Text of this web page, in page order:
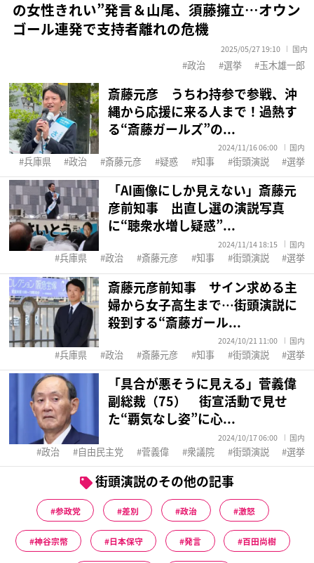
の女性きれい”発言＆山尾、須藤擁立…オウン
ゴール連発で支持者離れの危機
2025/05/27 19:10 国内
政治 選挙 玉木雄一郎
斎藤元彦 うちわ持参で参戦、沖
縄から応援に来る人まで！過熱す
る“斎藤ガールズ”の...
2024/11/16 06:00 国内
兵庫県 政治 斎藤元彦 疑惑 知事 街頭演説 選挙
「AI画像にしか見えない」斎藤元
彦前知事 出直し選の演説写真
に“聴衆水増し疑惑”...
2024/11/14 18:15 国内
兵庫県 政治 斎藤元彦 知事 街頭演説 選挙
斎藤元彦前知事 サイン求める主
婦から女子高生まで…街頭演説に
殺到する“斎藤ガール...
2024/10/21 11:00 国内
兵庫県 政治 斎藤元彦 知事 街頭演説 選挙
「具合が悪そうに見える」菅義偉
副総裁（75） 街宣活動で見せ
た“覇気なし姿”に心...
2024/10/17 06:00 国内
政治 自由民主党 菅義偉 衆議院 街頭演説 選挙
街頭演説のその他の記事
参政党 差別 政治 激怒
神谷宗幣 日本保守 発言 百田尚樹